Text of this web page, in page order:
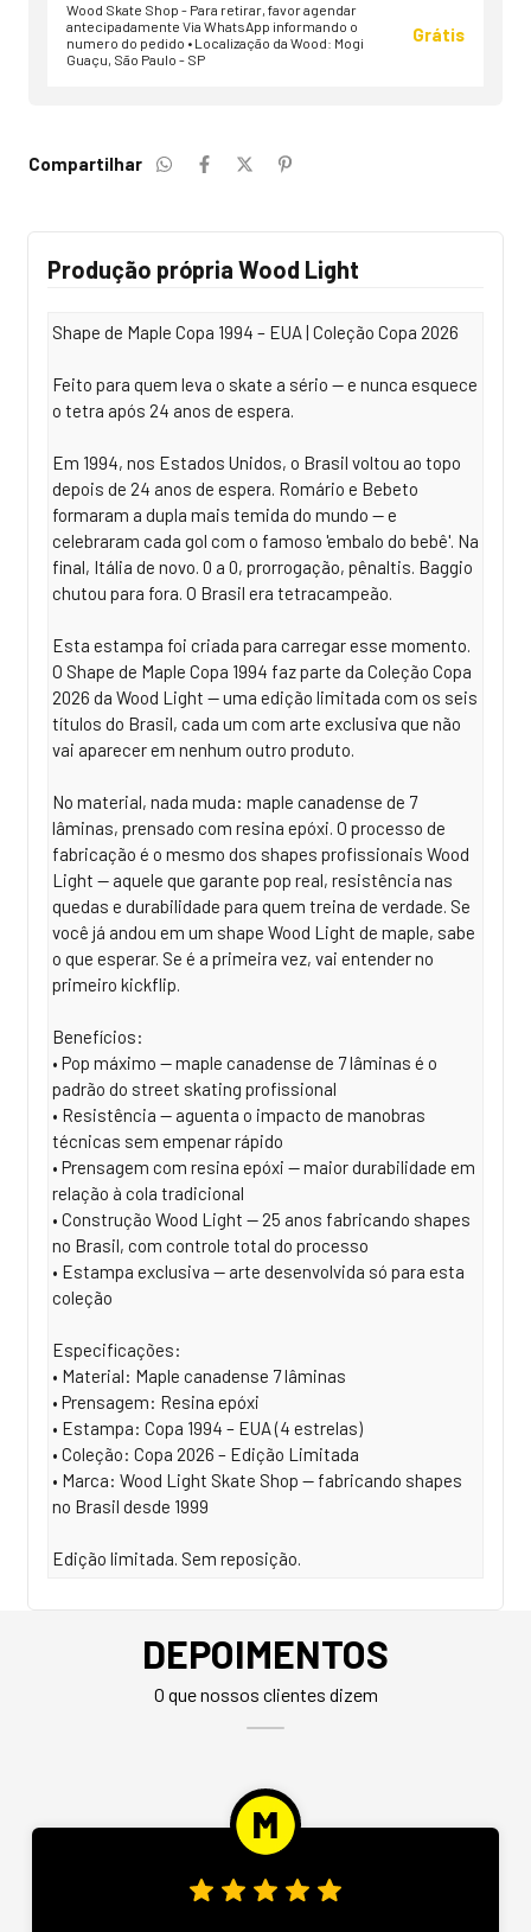
Wood Skate Shop - Para retirar, favor agendar
antecipadamente Via WhatsApp informando o
numero do pedido • Localização da Wood: Mogi
Guaçu, São Paulo - SP
Grátis
Compartilhar
Produção própria Wood Light
Shape de Maple Copa 1994 – EUA | Coleção Copa 2026
Feito para quem leva o skate a sério — e nunca esquece
o tetra após 24 anos de espera.
Em 1994, nos Estados Unidos, o Brasil voltou ao topo
depois de 24 anos de espera. Romário e Bebeto
formaram a dupla mais temida do mundo — e
celebraram cada gol com o famoso 'embalo do bebê'. Na
final, Itália de novo. 0 a 0, prorrogação, pênaltis. Baggio
chutou para fora. O Brasil era tetracampeão.
Esta estampa foi criada para carregar esse momento.
O Shape de Maple Copa 1994 faz parte da Coleção Copa
2026 da Wood Light — uma edição limitada com os seis
títulos do Brasil, cada um com arte exclusiva que não
vai aparecer em nenhum outro produto.
No material, nada muda: maple canadense de 7
lâminas, prensado com resina epóxi. O processo de
fabricação é o mesmo dos shapes profissionais Wood
Light — aquele que garante pop real, resistência nas
quedas e durabilidade para quem treina de verdade. Se
você já andou em um shape Wood Light de maple, sabe
o que esperar. Se é a primeira vez, vai entender no
primeiro kickflip.
Benefícios:
• Pop máximo — maple canadense de 7 lâminas é o
padrão do street skating profissional
• Resistência — aguenta o impacto de manobras
técnicas sem empenar rápido
• Prensagem com resina epóxi — maior durabilidade em
relação à cola tradicional
• Construção Wood Light — 25 anos fabricando shapes
no Brasil, com controle total do processo
• Estampa exclusiva — arte desenvolvida só para esta
coleção
Especificações:
• Material: Maple canadense 7 lâminas
• Prensagem: Resina epóxi
• Estampa: Copa 1994 – EUA (4 estrelas)
• Coleção: Copa 2026 – Edição Limitada
• Marca: Wood Light Skate Shop — fabricando shapes
no Brasil desde 1999
Edição limitada. Sem reposição.
DEPOIMENTOS
O que nossos clientes dizem